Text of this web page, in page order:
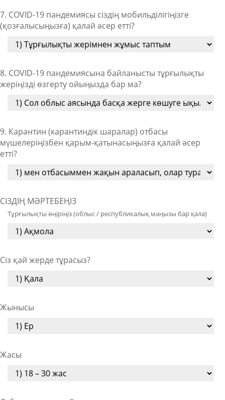
7. COVID-19 пандемиясы сіздің мобильділігіңізге
(қозғалысыңызға) қалай әсер етті?
8. COVID-19 пандемиясына байланысты тұрғылықты
жеріңізді өзгерту ойыңызда бар ма?
9. Карантин (карантиндік шаралар) отбасы
мүшелеріңізбен қарым-қатынасыңызға қалай әсер
етті?
СІЗДІҢ МӘРТЕБЕҢІЗ
Тұрғылықты өңіріңіз (облыс / республикалық маңызы бар қала)
Сіз қай жерде тұрасыз?
Жынысы
Жасы